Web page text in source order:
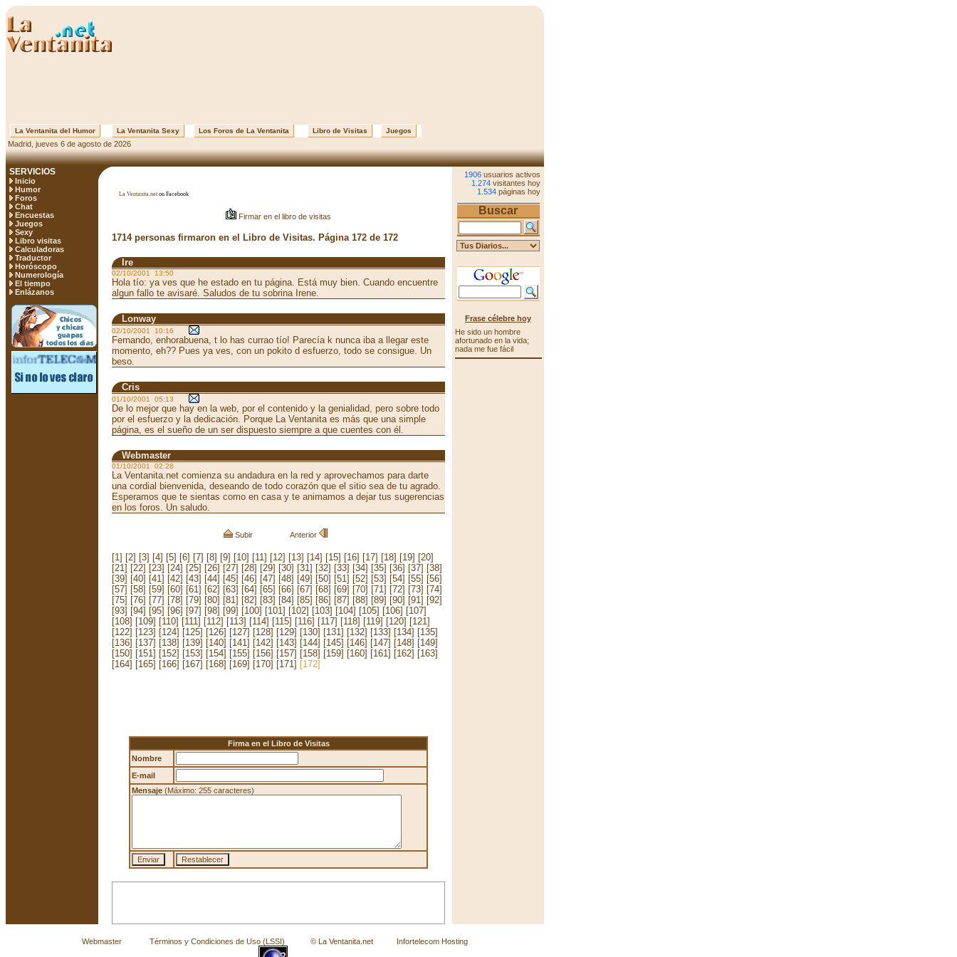
La Ventanita del Humor La Ventanita Sexy Los Foros de La Ventanita Libro de Visitas Juegos
Madrid, jueves 6 de agosto de 2026
SERVICIOS
Inicio
Humor
Foros
Chat
Encuestas
Juegos
Sexy
Libro visitas
Calculadoras
Traductor
Horóscopo
Numerología
El tiempo
Enlázanos
La Ventanita.net on Facebook
Firmar en el libro de visitas
1714 personas firmaron en el Libro de Visitas. Página 172 de 172
Ire
02/10/2001 13:50
Hola tío: ya ves que he estado en tu página. Está muy bien. Cuando encuentre
algun fallo te avisaré. Saludos de tu sobrina Irene.
Lonway
02/10/2001 10:16
Fernando, enhorabuena, t lo has currao tío! Parecía k nunca iba a llegar este
momento, eh?? Pues ya ves, con un pokito d esfuerzo, todo se consigue. Un
beso.
Cris
01/10/2001 05:13
De lo mejor que hay en la web, por el contenido y la genialidad, pero sobre todo
por el esfuerzo y la dedicación. Porque La Ventanita es más que una simple
página, es el sueño de un ser dispuesto siempre a que cuentes con él.
Webmaster
01/10/2001 02:28
La Ventanita.net comienza su andadura en la red y aprovechamos para darte
una cordial bienvenida, deseando de todo corazón que el sitio sea de tu agrado.
Esperamos que te sientas como en casa y te animamos a dejar tus sugerencias
en los foros. Un saludo.
Subir Anterior
[1] [2] [3] [4] [5] [6] [7] [8] [9] [10] [11] [12] [13] [14] [15] [16] [17] [18] [19] [20]
[21] [22] [23] [24] [25] [26] [27] [28] [29] [30] [31] [32] [33] [34] [35] [36] [37] [38]
[39] [40] [41] [42] [43] [44] [45] [46] [47] [48] [49] [50] [51] [52] [53] [54] [55] [56]
[57] [58] [59] [60] [61] [62] [63] [64] [65] [66] [67] [68] [69] [70] [71] [72] [73] [74]
[75] [76] [77] [78] [79] [80] [81] [82] [83] [84] [85] [86] [87] [88] [89] [90] [91] [92]
[93] [94] [95] [96] [97] [98] [99] [100] [101] [102] [103] [104] [105] [106] [107]
[108] [109] [110] [111] [112] [113] [114] [115] [116] [117] [118] [119] [120] [121]
[122] [123] [124] [125] [126] [127] [128] [129] [130] [131] [132] [133] [134] [135]
[136] [137] [138] [139] [140] [141] [142] [143] [144] [145] [146] [147] [148] [149]
[150] [151] [152] [153] [154] [155] [156] [157] [158] [159] [160] [161] [162] [163]
[164] [165] [166] [167] [168] [169] [170] [171] [172]
Firma en el Libro de Visitas
Nombre
E-mail
Mensaje (Máximo: 255 caracteres)
1906 usuarios activos
1.274 visitantes hoy
1.534 páginas hoy
Buscar
Frase célebre hoy
He sido un hombre
afortunado en la vida;
nada me fue fácil
Webmaster Términos y Condiciones de Uso (LSSI) © La Ventanita.net Infortelecom Hosting